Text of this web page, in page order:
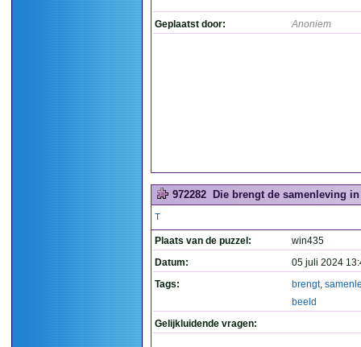
Geplaatst door: Anoniem
972282 Die brengt de samenleving
T
Plaats van de puzzel:
win435
Datum:
05 juli 2024
Tags:
brengt,
beeld
Gelijkluidende vragen: